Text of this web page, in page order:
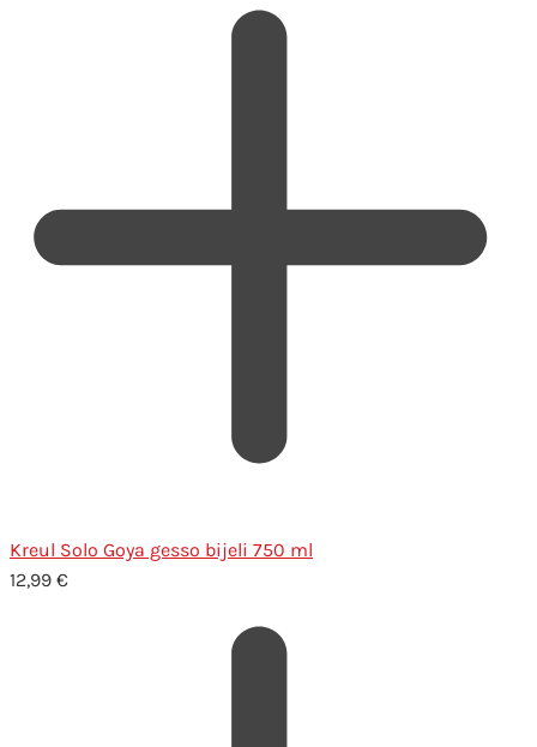
Kreul Solo Goya gesso bijeli 750 ml
12,99 €